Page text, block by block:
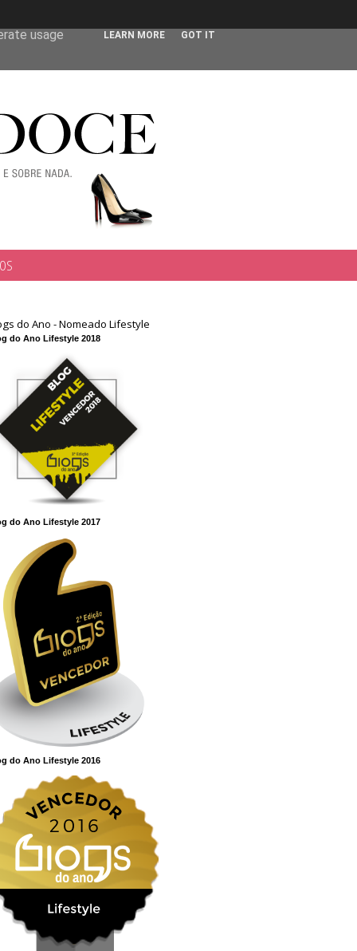
do Ano - Nomeado Lifestyle
do Ano Lifestyle 2018
do Ano Lifestyle 2017
do Ano Lifestyle 2016
usage
LEARN MORE GOT IT